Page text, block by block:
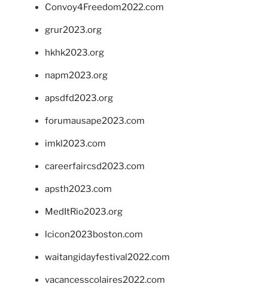
Convoy4Freedom2022.com
grur2023.org
hkhk2023.org
napm2023.org
apsdfd2023.org
forumausape2023.com
imkl2023.com
careerfaircsd2023.com
apsth2023.com
MedItRio2023.org
lcicon2023boston.com
waitangidayfestival2022.com
vacancesscolaires2022.com